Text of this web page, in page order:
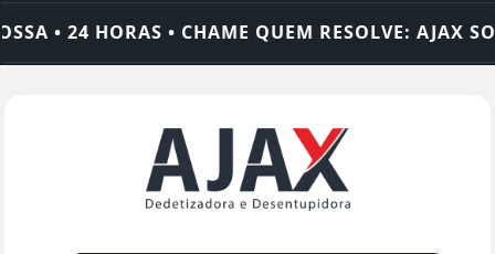
• 24 HORAS • CHAME QUEM RESOLVE: AJAX